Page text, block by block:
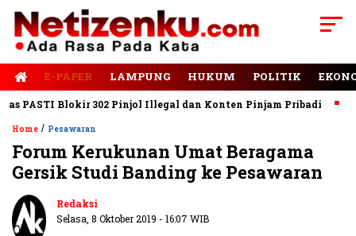
E-PAPER LAMPUNG HUKUM POLITIK
PASTI Blokir 302 Pinjol Illegal dan Konten Pinjam Pribadi
Home / Pesawaran
Forum Kerukunan Umat Beragama
Gersik Studi Banding ke Pesawaran
Redaksi
Selasa, 8 Oktober 2019 - 16:07 WIB